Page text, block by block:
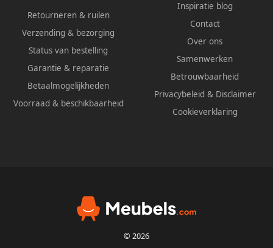
Retourneren & ruilen
Verzending & bezorging
Status van bestelling
Garantie & reparatie
Betaalmogelijkheden
Voorraad & beschikbaarheid
Inspiratie blog
Contact
Over ons
Samenwerken
Betrouwbaarheid
Privacybeleid & Disclaimer
Cookieverklaring
© 2026